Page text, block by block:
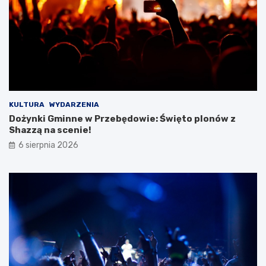
a
m
y
e
j
w
y
i
c
k
i
KULTURA WYDARZENIA
Dożynki Gminne w Przebędowie: Święto plonów z
Shazzą na scenie!
6 sierpnia 2026